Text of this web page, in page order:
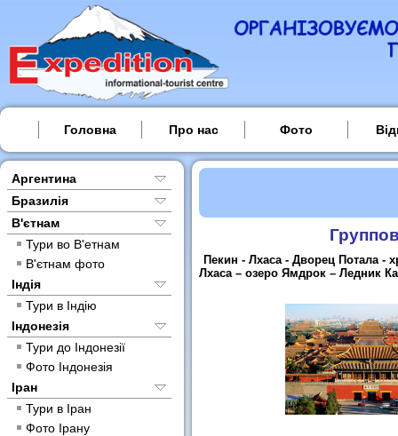
Головна Про нас Фото
Аргентина
Бразилія
В'єтнам
Тури во В'етнам
В'єтнам фото
Індія
Тури в Індію
Індонезія
Тури до Індонезії
Фото Індонезія
Іран
Тури в Іран
Фото Ірану
Пекин - Лхаса - Дворец Потала -
Лхаса – озеро Ямдрок – Ледник